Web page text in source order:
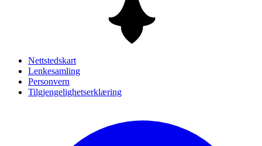
Nettstedskart
Lenkesamling
Personvern
Tilgjengelighetserklæring